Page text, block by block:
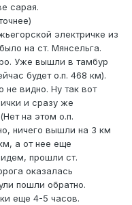
сарая.
электричке из
на ст. Мянсельга.
Уже вышли в тамбур
будет о.п. 468 км).
видно. Ну так вот
и сразу же
на этом о.п.
ничего вышли на 3 км
а от нее еще
идем, прошли ст.
оказалась
пошли обратно.
еще 4-5 часов.